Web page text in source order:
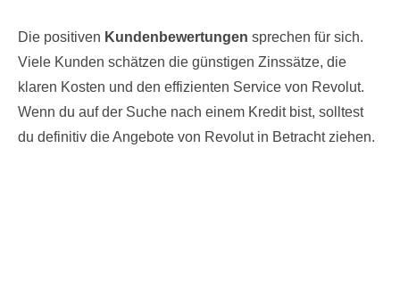
Die positiven Kundenbewertungen sprechen für sich.
Viele Kunden schätzen die günstigen Zinssätze, die
klaren Kosten und den effizienten Service von Revolut.
Wenn du auf der Suche nach einem Kredit bist, solltest
du definitiv die Angebote von Revolut in Betracht ziehen.